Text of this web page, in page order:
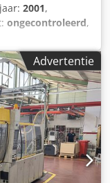
2001,
ongecontroleerd,
2.500 mm,
inbegrepen in de
in de installatie. Er
uit een
Am Aorf
voor
Advertentie